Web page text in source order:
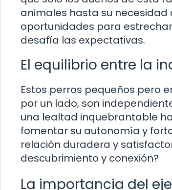
animales hasta su
oportunidades para
desafía las expectativas.
El equilibrio entre la
Estos perros pequeños pero
por un lado, son
una lealtad inquebrantable
fomentar su autonomía y
relación duradera y
descubrimiento y conexión?
La importancia del